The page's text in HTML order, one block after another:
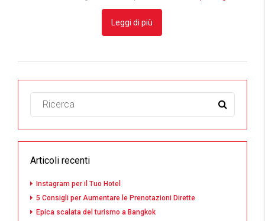
Leggi di più
Articoli recenti
Instagram per il Tuo Hotel
5 Consigli per Aumentare le Prenotazioni Dirette
Epica scalata del turismo a Bangkok